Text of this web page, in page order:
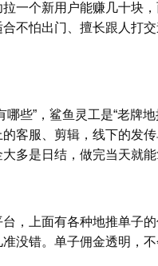
一个新用户能赚几十块
不怕出门、擅长跟人打
哪些”，鲨鱼灵工是“老牌
客服、剪辑，线下的发
多是日结，做完当天就
，上面有各种地推单子
没错。单子佣金透明，